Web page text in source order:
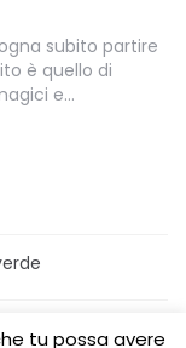
subito partire
è quello di
e…
tu possa avere